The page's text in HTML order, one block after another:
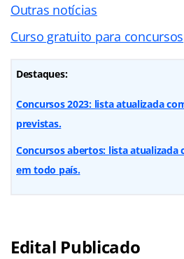
Outras notícias
Curso gratuito para concursos
Destaques:
Concursos 2023: lista atualizada
previstas.
Concursos abertos: lista atualizada
em todo país.
Edital Publicado